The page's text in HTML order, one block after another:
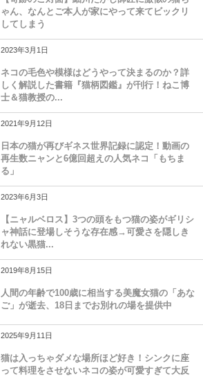
ゃん、なんとご本人が家にやって来てビックリ
してしまう
2023年3月1日
ネコの毛色や模様はどうやって決まるのか？詳
しく解説した書籍『猫柄図鑑』が刊行！ねこ博
士＆猫教授の...
2021年9月12日
日本の猫が再びギネス世界記録に認定！動画の
再生数ニャンと6億回超えの人気ネコ「もちま
る」
2023年6月3日
【ニャルベロス】3つの頭をもつ猫の姿がギリシ
ャ神話に登場しそうな存在感→可愛さを隠しき
れない黒猫...
2019年8月15日
人間の年齢で100歳に相当する美魔女猫の「あな
ご」が逝去、18日までお別れの場を提供中
2025年9月11日
猫は入っちゃダメな場所ほど好き！シンクに座
って料理をさせないネコの姿が可愛すぎて大反